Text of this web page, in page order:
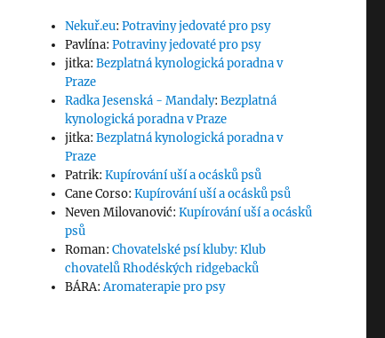
Nekuř.eu:Potraviny jedovaté pro psy
Pavlína:Potraviny jedovaté pro psy
jitka:Bezplatná kynologická poradna v
Praze
Radka Jesenská - Mandaly:Bezplatná
kynologická poradna v Praze
jitka:Bezplatná kynologická poradna v
Praze
Patrik:Kupírování uší a ocásků psů
Cane Corso:Kupírování uší a ocásků psů
Neven Milovanović:Kupírování uší a ocásků
psů
Roman:Chovatelské psí kluby: Klub
chovatelů Rhodéských ridgebacků
BÁRA:Aromaterapie pro psy